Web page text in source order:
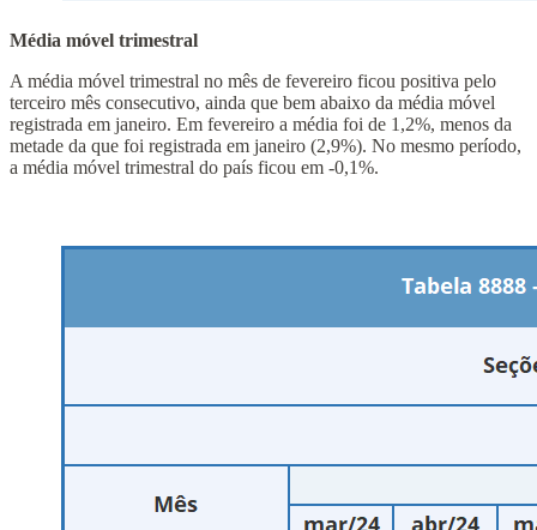
Média móvel trimestral
A média móvel trimestral no mês de fevereiro ficou positiva pelo
terceiro mês consecutivo, ainda que bem abaixo da média móvel
registrada em janeiro. Em fevereiro a média foi de 1,2%, menos da
metade da que foi registrada em janeiro (2,9%). No mesmo período,
a média móvel trimestral do país ficou em -0,1%.